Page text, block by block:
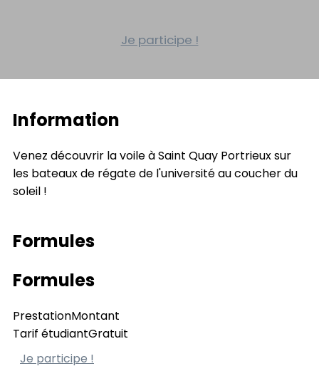
Je participe !
Information
Venez découvrir la voile à Saint Quay Portrieux sur
les bateaux de régate de l'université au coucher du
soleil !
Formules
Formules
PrestationMontant
Tarif étudiantGratuit
Je participe !